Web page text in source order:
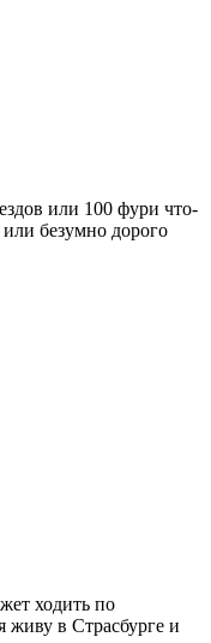
или 100 фури что-
безумно дорого
ходить по
живу в Страсбурге и